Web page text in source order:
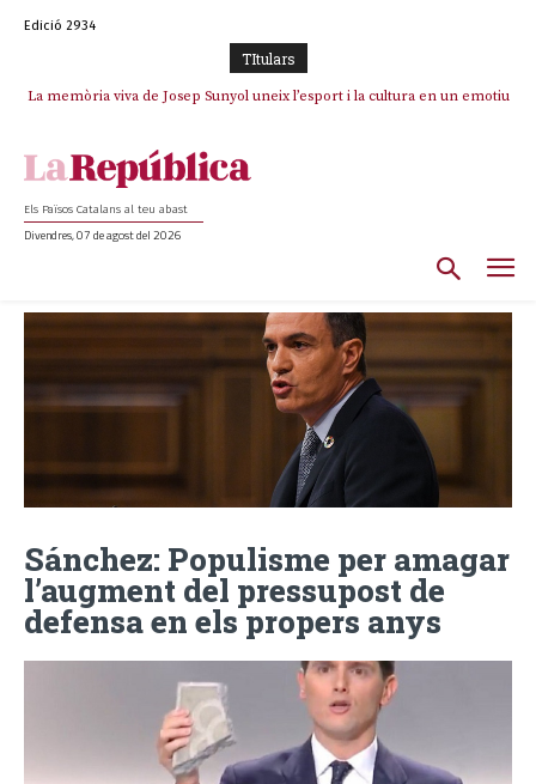
Edició 2934
TItulars
La memòria viva de Josep Sunyol uneix l’esport i la cultura en un emotiu
Els Països Catalans al teu abast
Divendres, 07 de agost del 2026
Sánchez: Populisme per amagar
l’augment del pressupost de
defensa en els propers anys